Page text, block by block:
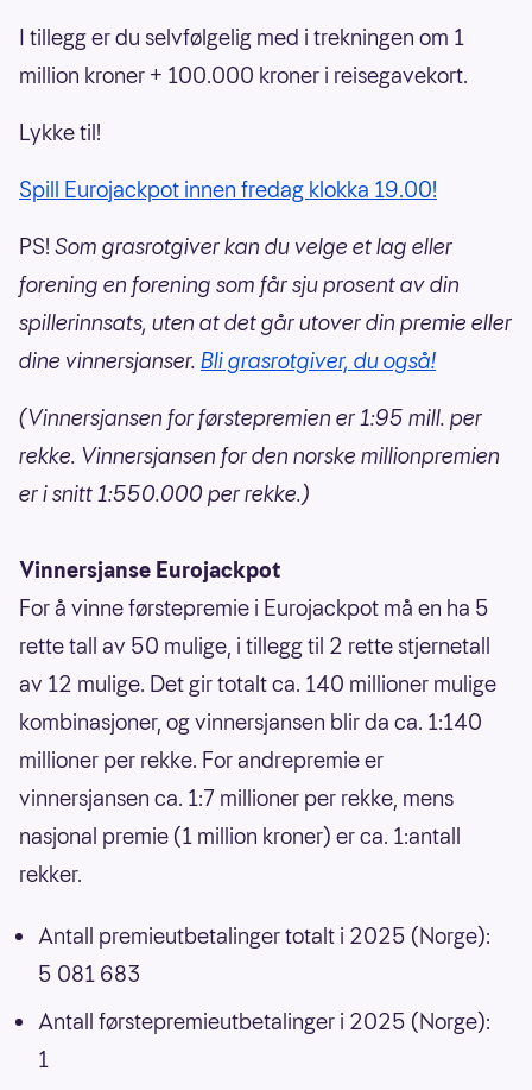
I tillegg er du selvfølgelig med i trekningen om 1
million kroner + 100.000 kroner i reisegavekort.
Lykke til!
Spill Eurojackpot innen fredag klokka 19.00!
PS! Som grasrotgiver kan du velge et lag eller
forening en forening som får sju prosent av din
spillerinnsats, uten at det går utover din premie eller
dine vinnersjanser. Bli grasrotgiver, du også!
(Vinnersjansen for førstepremien er 1:95 mill. per
rekke. Vinnersjansen for den norske millionpremien
er i snitt 1:550.000 per rekke.)
Vinnersjanse Eurojackpot
For å vinne førstepremie i Eurojackpot må en ha 5
rette tall av 50 mulige, i tillegg til 2 rette stjernetall
av 12 mulige. Det gir totalt ca. 140 millioner mulige
kombinasjoner, og vinnersjansen blir da ca. 1:140
millioner per rekke. For andrepremie er
vinnersjansen ca. 1:7 millioner per rekke, mens
nasjonal premie (1 million kroner) er ca. 1:antall
rekker.
Antall premieutbetalinger totalt i 2025 (Norge):
5 081 683
Antall førstepremieutbetalinger i 2025 (Norge):
1